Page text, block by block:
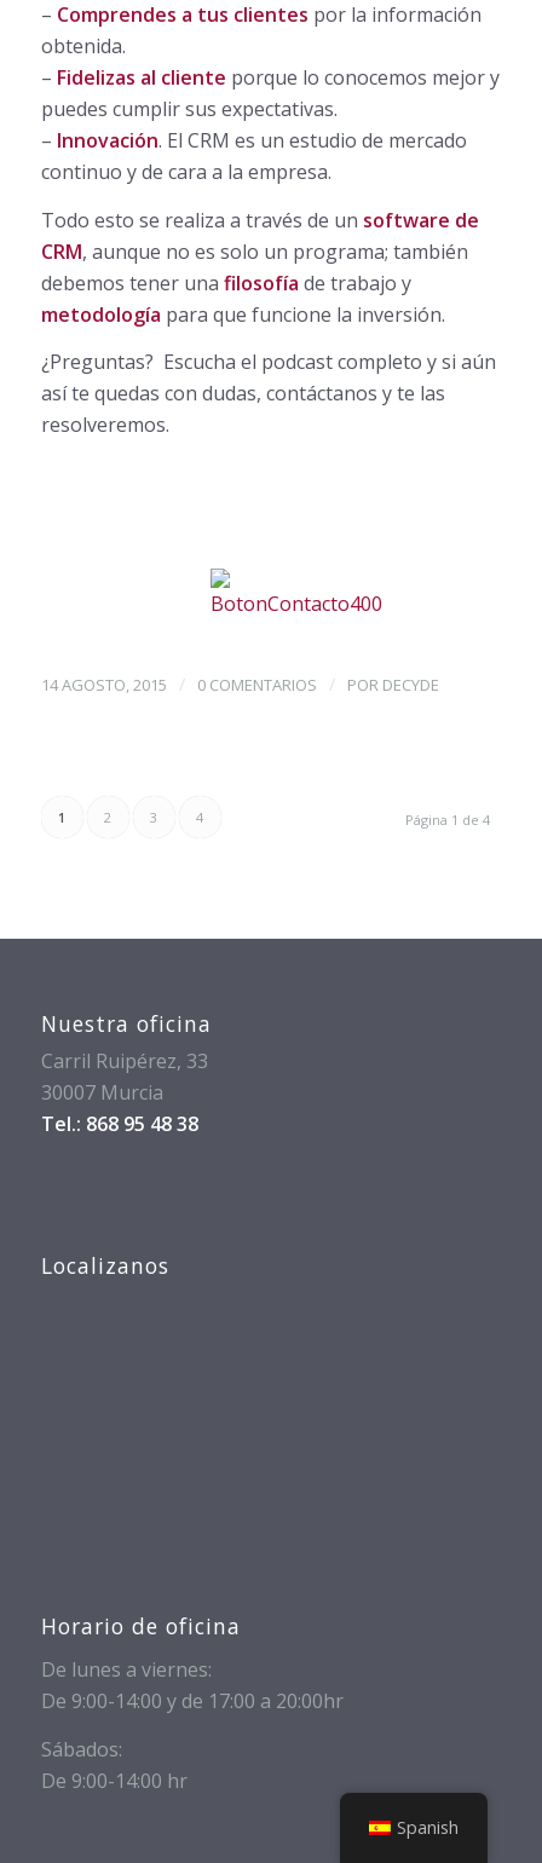
– Comprendes a tus clientes por la información
obtenida.
– Fidelizas al cliente porque lo conocemos mejor y
puedes cumplir sus expectativas.
– Innovación. El CRM es un estudio de mercado
continuo y de cara a la empresa.
Todo esto se realiza a través de un software de
CRM, aunque no es solo un programa; también
debemos tener una filosofía de trabajo y
metodología para que funcione la inversión.
¿Preguntas? Escucha el podcast completo y si aún
así te quedas con dudas, contáctanos y te las
resolveremos.
14 AGOSTO, 2015 / 0 COMENTARIOS / POR DECYDE
Página 1 de 4
1 2 3 4
Nuestra oficina
Carril Ruipérez, 33
30007 Murcia
Tel.: 868 95 48 38
Localizanos
Horario de oficina
De lunes a viernes:
De 9:00-14:00 y de 17:00 a 20:00hr
Sábados:
De 9:00-14:00 hr
Spanish